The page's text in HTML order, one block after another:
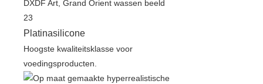
Platinasilicone
Hoogste kwaliteitsklasse voor
voedingsproducten.